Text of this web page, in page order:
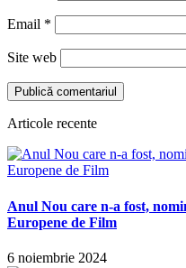
Email *
Site web
Articole recente
Anul Nou care n-a fost,
Europene de Film
6 noiembrie 2024